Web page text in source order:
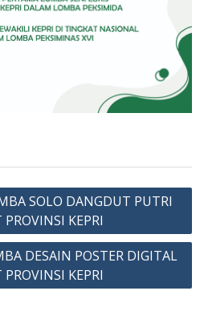
SOLO DANGDUT PUTRI
KEPRI
DESAIN POSTER DIGITAL
KEPRI